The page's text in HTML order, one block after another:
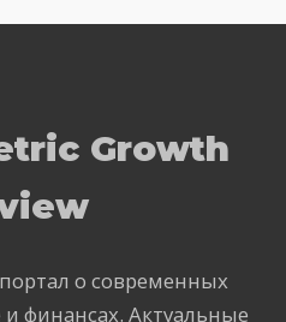
Growth
о современных
и финансах. Актуальные